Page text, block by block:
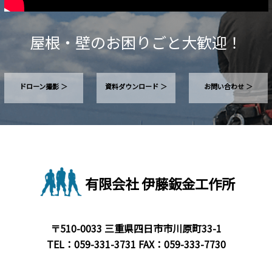
屋根・壁のお困りごと大歓迎！
ドローン撮影 ＞ 資料ダウンロード ＞ お問い合わせ ＞
有限会社 伊藤鈑金工作所
〒510-0033 三重県四日市市川原町33-1
TEL： 059-331-3731 FAX：059-333-7730